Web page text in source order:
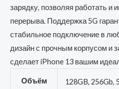
зарядку, позволяя работать и
перерыва. Поддержка 5G
стабильное подключение в
дизайн с прочным корпусом и
сделает iPhone 13 вашим
Объём
128GB, 256Gb,